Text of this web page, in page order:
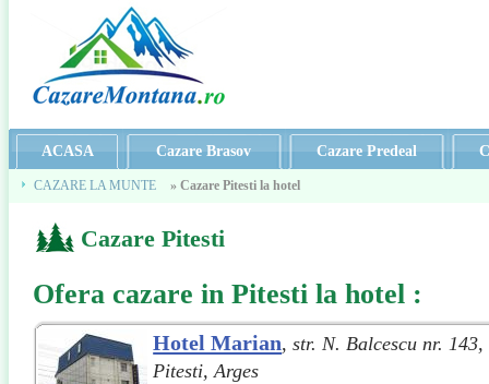
ACASA Cazare Brasov Cazare Predeal
CAZARE LA MUNTE » Cazare Pitesti la hotel
Cazare Pitesti
Cazare Pitesti
Ofera cazare in Pitesti la hotel :
Hotel Marian,str. N. Balcescu nr. 143,
Pitesti, Arges